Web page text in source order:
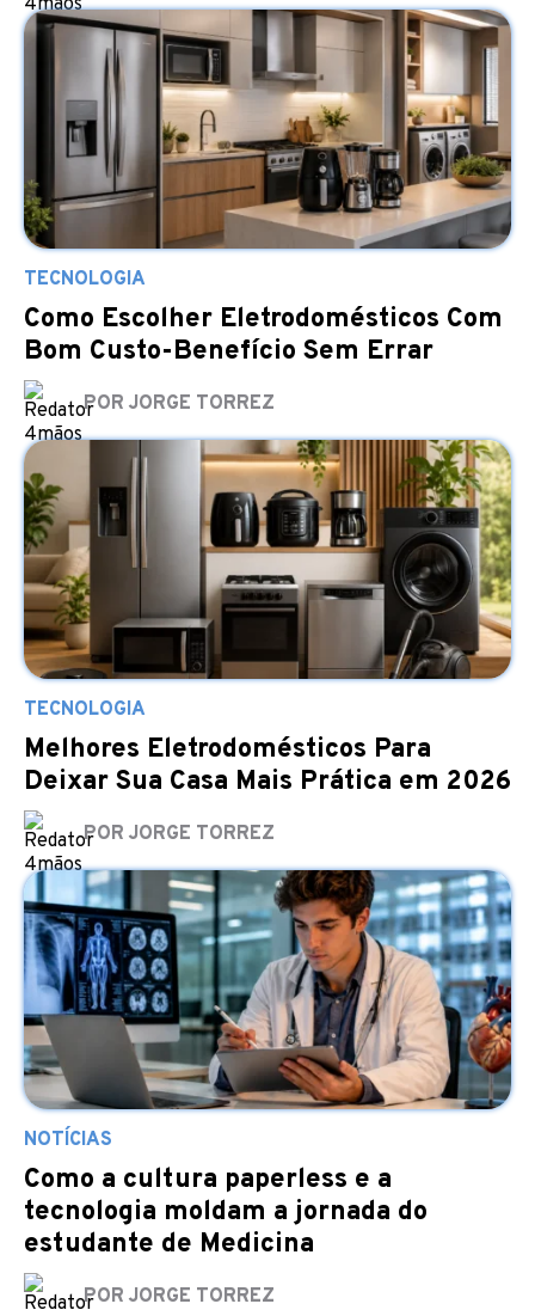
TECNOLOGIA
Como Escolher Eletrodomésticos Com
Bom Custo-Benefício Sem Errar
POR JORGE TORREZ
TECNOLOGIA
Melhores Eletrodomésticos Para
Deixar Sua Casa Mais Prática em 2026
POR JORGE TORREZ
NOTÍCIAS
Como a cultura paperless e a
tecnologia moldam a jornada do
estudante de Medicina
POR JORGE TORREZ